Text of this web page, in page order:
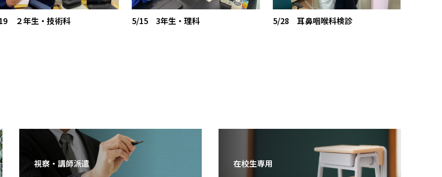
２年生・技術科 5/15 3年生・理科 5/28 耳鼻咽喉科検診
視察・講師派遣 在校生専用